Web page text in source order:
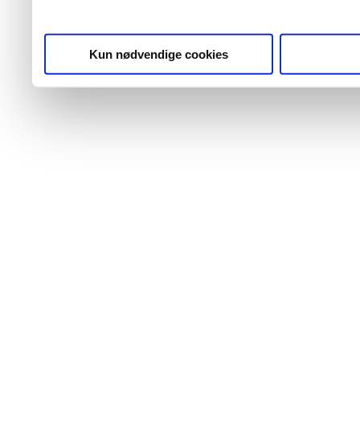
Kun nødvendige cookies